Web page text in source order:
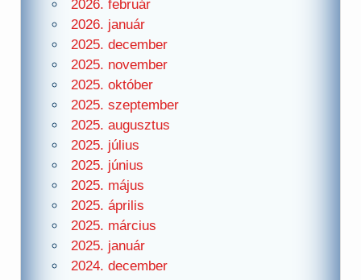
2026. február
2026. január
2025. december
2025. november
2025. október
2025. szeptember
2025. augusztus
2025. július
2025. június
2025. május
2025. április
2025. március
2025. január
2024. december